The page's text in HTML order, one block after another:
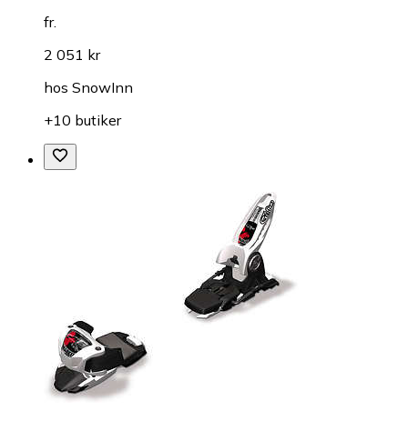
fr.
2 051 kr
hos SnowInn
+10 butiker